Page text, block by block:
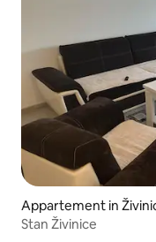
Appartement in
Stan Živinice